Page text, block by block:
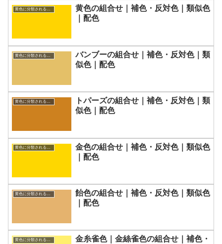
黄色に分類される色一覧
黄色の組合せ｜補色・反対色｜類似色
｜配色
バンブーの組合せ｜補色・反対色｜類
似色｜配色
黄色に分類される色一覧
トパーズの組合せ｜補色・反対色｜類
似色｜配色
黄色に分類される色一覧
金色の組合せ｜補色・反対色｜類似色
｜配色
黄色に分類される色一覧
飴色の組合せ｜補色・反対色｜類似色
｜配色
黄色に分類される色一覧
金糸雀色｜金絲雀色の組合せ｜補色・